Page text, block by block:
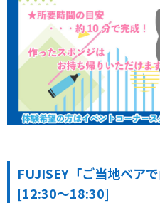
FUJISEY「ご当地ベア
[12:30～18:30]